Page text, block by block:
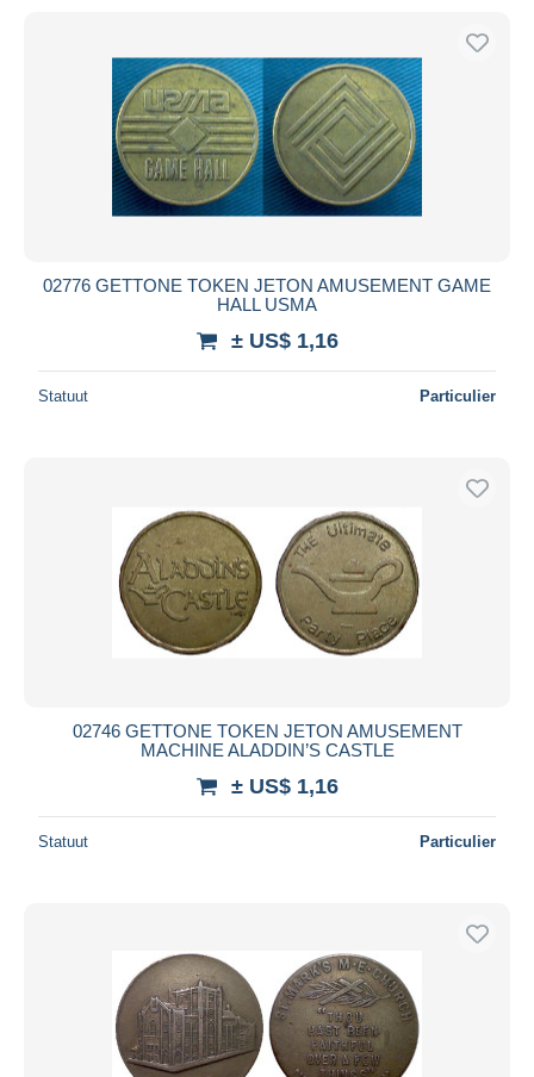
02776 GETTONE TOKEN JETON AMUSEMENT GAME
HALL USMA
± US$ 1,16
Statuut Particulier
02746 GETTONE TOKEN JETON AMUSEMENT
MACHINE ALADDIN’S CASTLE
± US$ 1,16
Statuut Particulier